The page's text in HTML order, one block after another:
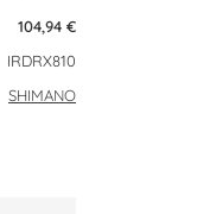
104,94 €
IRDRX810
SHIMANO